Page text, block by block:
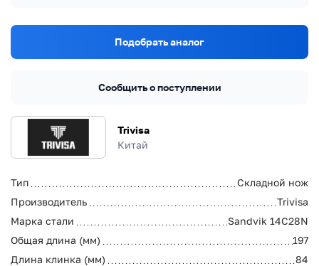
Trivisa
Китай
Тип
Складной нож
Производитель
Trivisa
Марка стали
Sandvik 14C28N
Общая длина (мм)
197
Длина клинка (мм)
84
Подобрать аналог
Сообщить о поступлении